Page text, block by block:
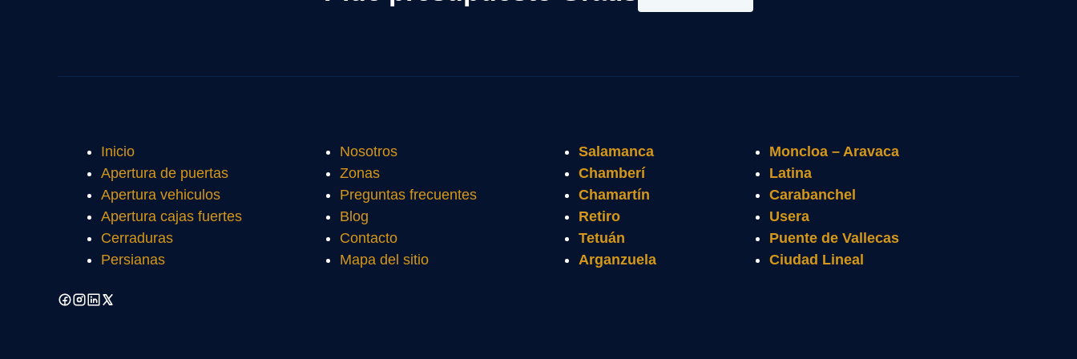
Inicio
Apertura de puertas
Apertura vehiculos
Apertura cajas fuertes
Cerraduras
Persianas
Nosotros
Zonas
Preguntas frecuentes
Blog
Contacto
Mapa del sitio
Salamanca
Chamberí
Chamartín
Retiro
Tetuán
Arganzuela
Moncloa – Aravaca
Latina
Carabanchel
Usera
Puente de Vallecas
Ciudad Lineal